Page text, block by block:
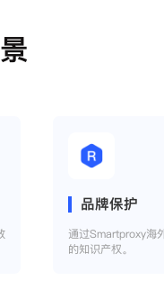
品牌保护
通过Smartproxy海
的知识产权。